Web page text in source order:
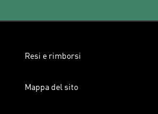
Resi e rimborsi
Mappa del sito